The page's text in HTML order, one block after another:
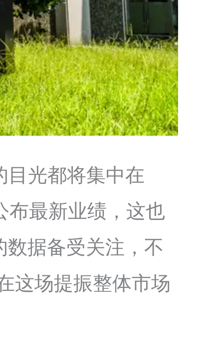
光都将集中在
最新业绩，这也
数据备受关注，不
这场提振整体市场